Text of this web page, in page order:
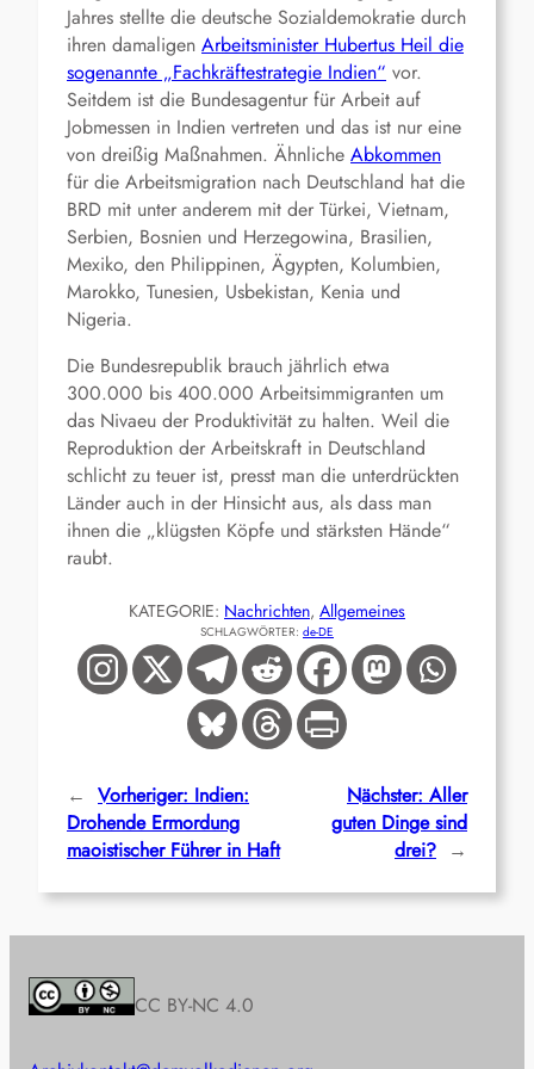
Jahres stellte die deutsche Sozialdemokratie durch
ihren damaligen Arbeitsminister Hubertus Heil die
sogenannte „Fachkräftestrategie Indien“ vor.
Seitdem ist die Bundesagentur für Arbeit auf
Jobmessen in Indien vertreten und das ist nur eine
von dreißig Maßnahmen. Ähnliche Abkommen
für die Arbeitsmigration nach Deutschland hat die
BRD mit unter anderem mit der Türkei, Vietnam,
Serbien, Bosnien und Herzegowina, Brasilien,
Mexiko, den Philippinen, Ägypten, Kolumbien,
Marokko, Tunesien, Usbekistan, Kenia und
Nigeria.
Die Bundesrepublik brauch jährlich etwa
300.000 bis 400.000 Arbeitsimmigranten um
das Nivaeu der Produktivität zu halten. Weil die
Reproduktion der Arbeitskraft in Deutschland
schlicht zu teuer ist, presst man die unterdrückten
Länder auch in der Hinsicht aus, als dass man
ihnen die „klügsten Köpfe und stärksten Hände“
raubt.
KATEGORIE: Nachrichten, Allgemeines
SCHLAGWÖRTER: de-DE
← Vorheriger: Indien:
Drohende Ermordung
maoistischer Führer in Haft
Nächster: Aller
guten Dinge sind
drei? →
CC BY-NC 4.0